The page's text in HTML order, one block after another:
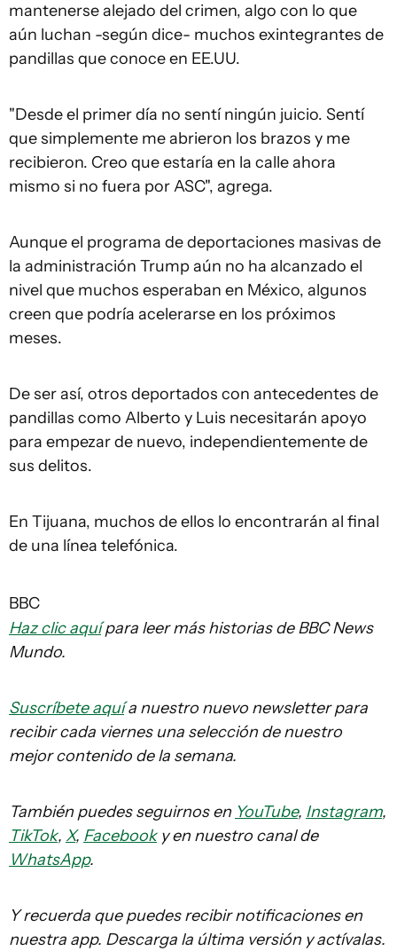
mantenerse alejado del crimen, algo con lo que
aún luchan -según dice- muchos exintegrantes de
pandillas que conoce en EE.UU.
"Desde el primer día no sentí ningún juicio. Sentí
que simplemente me abrieron los brazos y me
recibieron. Creo que estaría en la calle ahora
mismo si no fuera por ASC", agrega.
Aunque el programa de deportaciones masivas de
la administración Trump aún no ha alcanzado el
nivel que muchos esperaban en México, algunos
creen que podría acelerarse en los próximos
meses.
De ser así, otros deportados con antecedentes de
pandillas como Alberto y Luis necesitarán apoyo
para empezar de nuevo, independientemente de
sus delitos.
En Tijuana, muchos de ellos lo encontrarán al final
de una línea telefónica.
BBC
Haz clic aquípara leer más historias de BBC News
Mundo.
Suscríbete aquía nuestro nuevo newsletter para
recibir cada viernes una selección de nuestro
mejor contenido de la semana.
También puedes seguirnos en YouTube, Instagram,
TikTok, X, Facebooky en nuestro canal de
WhatsApp.
Y recuerda que puedes recibir notificaciones en
nuestra app. Descarga la última versión y actívalas.